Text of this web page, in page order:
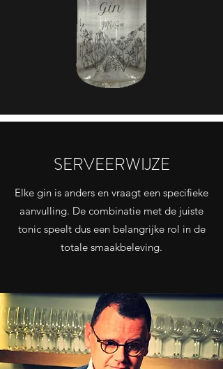
SERVEERWIJZE
Elke gin is anders en vraagt een specifieke
aanvulling. De combinatie met de juiste
tonic speelt dus een belangrijke rol in de
totale smaakbeleving.